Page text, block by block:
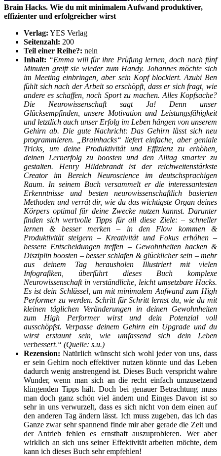
Brain Hacks. Wie du mit minimalem Aufwand produktiver,
effizienter und erfolgreicher wirst
Verlag: YES Verlag
Seitenzahl: 200
Teil einer Reihe?: nein
Inhalt: “Emma will für ihre Prüfung lernen, doch nach fünf
Minuten greift sie wieder zum Handy. Johannes möchte sich
im Meeting einbringen, aber sein Kopf blockiert. Azubi Ben
fühlt sich nach der Arbeit so erschöpft, dass er sich fragt, wie
andere es schaffen, noch Sport zu machen. Alles Kopfsache?
Die Neurowissenschaft sagt Ja! Denn unser
Glücksempfinden, unsere Motivation und Leistungsfähigkeit
und letztlich auch unser Erfolg im Leben hängen von unserem
Gehirn ab. Die gute Nachricht: Das Gehirn lässt sich neu
programmieren. „Brainhacks“ liefert einfache, aber geniale
Tricks, um deine Produktivität und Effizienz zu erhöhen,
deinen Lernerfolg zu boosten und den Alltag smarter zu
gestalten. Henry Hildebrandt ist der reichweitenstärkste
Creator im Bereich Neuroscience im deutschsprachigen
Raum. In seinem Buch versammelt er die interessantesten
Erkenntnisse und besten neurowissenschaftlich basierten
Methoden und verrät dir, wie du das wichtigste Organ deines
Körpers optimal für deine Zwecke nutzen kannst. Darunter
finden sich wertvolle Tipps für all diese Ziele: – schneller
lernen & besser merken – in den Flow kommen &
Produktivität steigern – Kreativität und Fokus erhöhen –
bessere Entscheidungen treffen – Gewohnheiten hacken &
Disziplin boosten – besser schlafen & glücklicher sein – mehr
aus deinem Tag herausholen Illustriert mit vielen
Infografiken, überführt dieses Buch komplexe
Neurowissenschaft in verständliche, leicht umsetzbare Hacks.
Es ist dein Schlüssel, um mit minimalem Aufwand zum High
Performer zu werden. Schritt für Schritt lernst du, wie du mit
kleinen täglichen Veränderungen in deinen Gewohnheiten
zum High Performer wirst und dein Potenzial voll
ausschöpfst. Verpasse deinem Gehirn ein Upgrade und du
wirst erstaunt sein, wie umfassend sich dein Leben
verbessert.“ (Quelle: s.u.)
Rezension:Natürlich wünscht sich wohl jeder von uns, dass
er sein Gehirn noch effektiver nutzen könnte und das Leben
dadurch wenig anstrengend ist. Dieses Buch verspricht wahre
Wunder, wenn man sich an die recht einfach umzusetzend
klingenden Tipps hält. Doch bei genauer Betrachtung muss
man doch ganz schön viel ändern und Einges Davon ist so
sehr in uns verwurzelt, dass es sich nicht von dem einen auf
den anderen Tag ändern lässt. Ich muss zugeben, das ich das
Ganze zwar sehr spannend finde mir aber gerade die Zeit und
der Antrieb fehlen es ernsthaft auszuprobieren. Wer aber
wirklich an sich uns seiner Effektivität arbeiten möchte, dem
kann ich dieses Buch sehr empfehlen!